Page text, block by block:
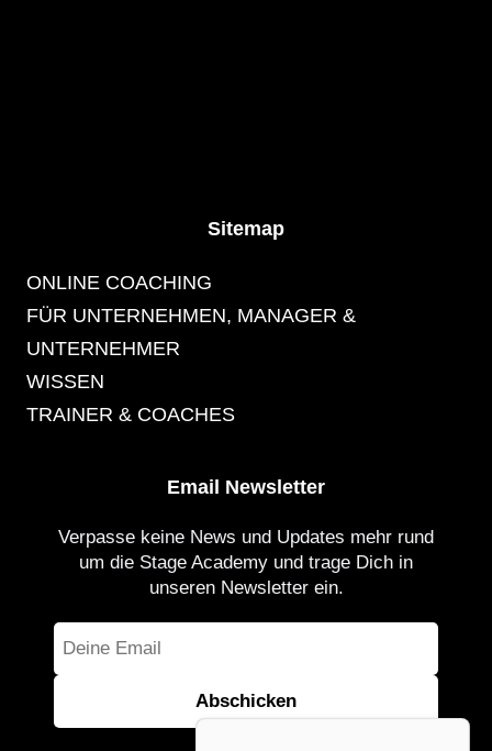
Sitemap
ONLINE COACHING
FÜR UNTERNEHMEN, MANAGER &
UNTERNEHMER
WISSEN
TRAINER & COACHES
Email Newsletter
Verpasse keine News und Updates mehr rund
um die Stage Academy und trage Dich in
unseren Newsletter ein.